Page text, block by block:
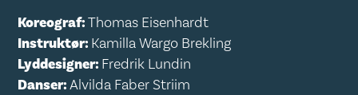
Koreograf:Thomas Eisenhardt
Instruktør: Kamilla Wargo Brekling
Lyddesigner: Fredrik Lundin
Danser:Alvilda Faber Striim